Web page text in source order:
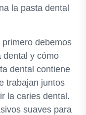
la pasta dental
debemos
dental y cómo
dental contiene
trabajan juntos
la caries dental.
suaves para